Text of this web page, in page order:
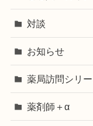
対談
お知らせ
薬局訪問シリ
薬剤師＋α